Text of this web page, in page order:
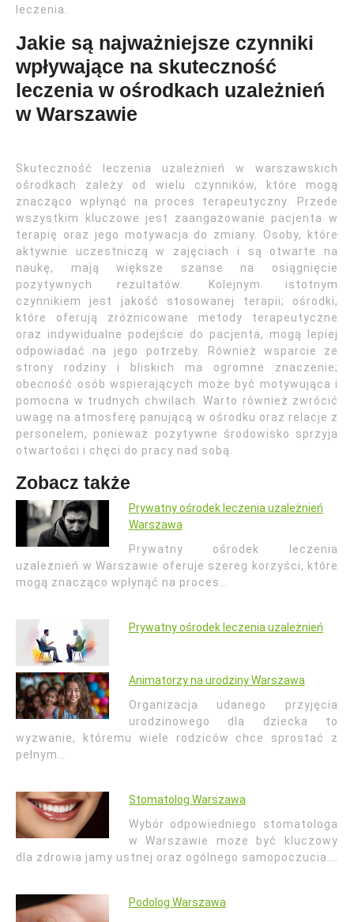
leczenia.
Jakie są najważniejsze czynniki
wpływające na skuteczność
leczenia w ośrodkach uzależnień
w Warszawie
Skuteczność leczenia uzależnień w warszawskich
ośrodkach zależy od wielu czynników, które mogą
znacząco wpłynąć na proces terapeutyczny. Przede
wszystkim kluczowe jest zaangażowanie pacjenta w
terapię oraz jego motywacja do zmiany. Osoby, które
aktywnie uczestniczą w zajęciach i są otwarte na
naukę, mają większe szanse na osiągnięcie
pozytywnych rezultatów. Kolejnym istotnym
czynnikiem jest jakość stosowanej terapii; ośrodki,
które oferują zróżnicowane metody terapeutyczne
oraz indywidualne podejście do pacjenta, mogą lepiej
odpowiadać na jego potrzeby. Również wsparcie ze
strony rodziny i bliskich ma ogromne znaczenie;
obecność osób wspierających może być motywująca i
pomocna w trudnych chwilach. Warto również zwrócić
uwagę na atmosferę panującą w ośrodku oraz relacje z
personelem, ponieważ pozytywne środowisko sprzyja
otwartości i chęci do pracy nad sobą.
Zobacz także
Prywatny ośrodek leczenia uzależnień
Warszawa
Prywatny ośrodek leczenia
uzależnień w Warszawie oferuje szereg korzyści, które
mogą znacząco wpłynąć na proces…
Prywatny ośrodek leczenia uzależnień
Animatorzy na urodziny Warszawa
Organizacja udanego przyjęcia
urodzinowego dla dziecka to
wyzwanie, któremu wiele rodziców chce sprostać z
pełnym…
Stomatolog Warszawa
Wybór odpowiedniego stomatologa
w Warszawie może być kluczowy
dla zdrowia jamy ustnej oraz ogólnego samopoczucia.…
Podolog Warszawa